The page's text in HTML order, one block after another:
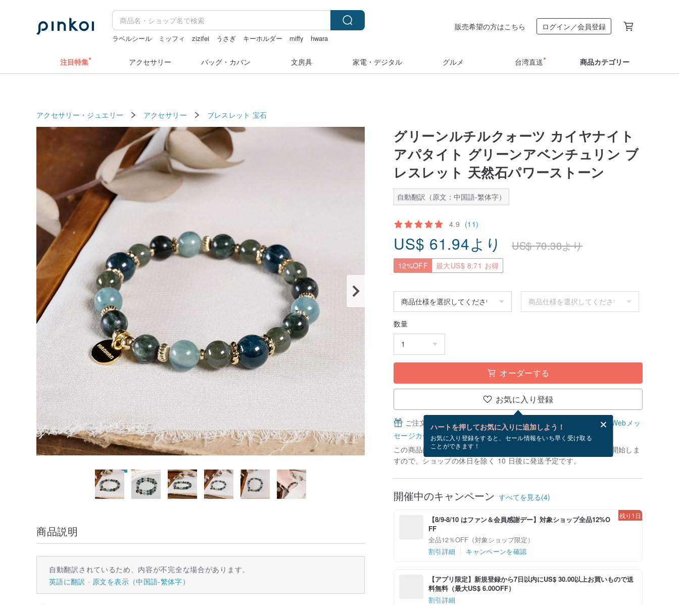
ラベルシール ミッフィ zizifei うさぎ キーホルダー miffy
hwara
販売希望の方はこちら ログイン／会員登録
注目特集 アクセサリー バッグ・カバン 文房具 家電・デジタル グルメ 台湾直送 商品カテゴリー
アクセサリー・ジュエリー アクセサリー ブレスレット 宝石
グリーンルチルクォーツ カイヤナイト
アパタイト グリーンアベンチュリン ブ
レスレット 天然石パワーストーン
自動翻訳（原文：中国語-繁体字）
4.9 (11)
US$ 61.94より US$70.38より
12%OFF 最大US$ 8.71 お得
数量
オーダーする
お気に入り登録
ハートを押してお気に入りに追加しよう！
お気に入り登録をすると、セール情報をいち早く受け取る
ことができます！
ご注文完了後、無料でWebメッセージカードを作成できます。
Webメッ
セージカードとは？
この商品は「受注制作」です。お支払いが確認できてから、制作を開始しま
すので、ショップの休日を除く 10 日後に発送予定です。
開催中のキャンペーン すべてを見る(4)
【8/9-8/10 はファン＆会員感謝デー】対象ショップ全品12%O
FF
全品12％OFF（対象ショップ限定）
割引詳細
キャンペーンを確認
残り1日
【アプリ限定】新規登録から7日以内にUS$ 30.00以上お買いもので送
料無料（最大US$ 6.00OFF）
割引詳細
商品説明
自動翻訳されているため、内容が不完全な場合があります。
英語に翻訳
原文を表示（中国語-繁体字）